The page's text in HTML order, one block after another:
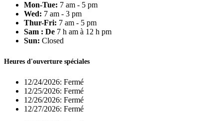
Mon-Tue: 7 am - 5 pm
Wed: 7 am - 3 pm
Thur-Fri: 7 am - 5 pm
Sam : De 7 h am à 12 h pm
Sun: Closed
Heures d'ouverture spéciales
12/24/2026: Fermé
12/25/2026: Fermé
12/26/2026: Fermé
12/27/2026: Fermé